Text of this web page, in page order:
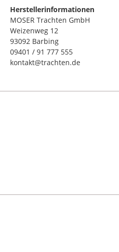
Herstellerinformationen
MOSER Trachten GmbH
Weizenweg 12
93092 Barbing
09401 / 91 777 555
kontakt@trachten.de